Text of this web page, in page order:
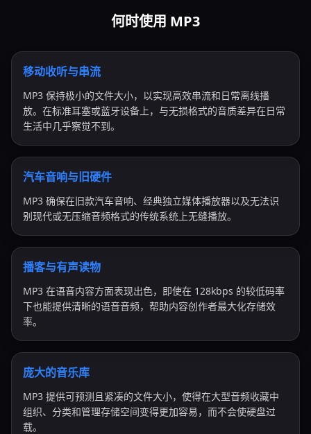
何时使用 MP3
移动收听与串流
MP3 保持极小的文件大小，以实现高效串流和日常离线播
放。在标准耳塞或蓝牙设备上，与无损格式的音质差异在日常
生活中几乎察觉不到。
汽车音响与旧硬件
MP3 确保在旧款汽车音响、经典独立媒体播放器以及无法识
别现代或无压缩音频格式的传统系统上无缝播放。
播客与有声读物
MP3 在语音内容方面表现出色，即使在 128kbps 的较低码率
下也能提供清晰的语音音频，帮助内容创作者最大化存储效
率。
庞大的音乐库
MP3 提供可预测且紧凑的文件大小，使得在大型音频收藏中
组织、分类和管理存储空间变得更加容易，而不会使硬盘过
载。